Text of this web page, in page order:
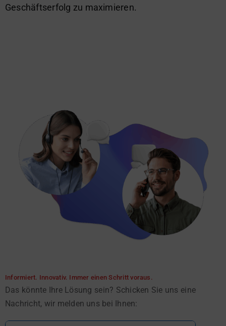
Geschäftserfolg zu maximieren.
Informiert. Innovativ. Immer einen Schritt voraus.
Das könnte Ihre Lösung sein? Schicken Sie uns eine
Nachricht, wir melden uns bei Ihnen: